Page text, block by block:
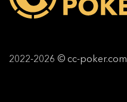
2022-2026 © cc-poker.com